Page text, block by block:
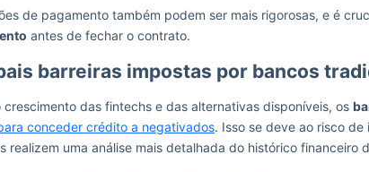
de pagamento também podem ser mais rigorosas, e é
antes de fechar o contrato.
barreiras impostas por bancos
crescimento das fintechs e das alternativas disponíveis, os
conceder crédito a negativados. Isso se deve ao risco
realizem uma análise mais detalhada do histórico financeiro